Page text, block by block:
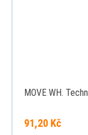
MOVE WH.
91,20 Kč